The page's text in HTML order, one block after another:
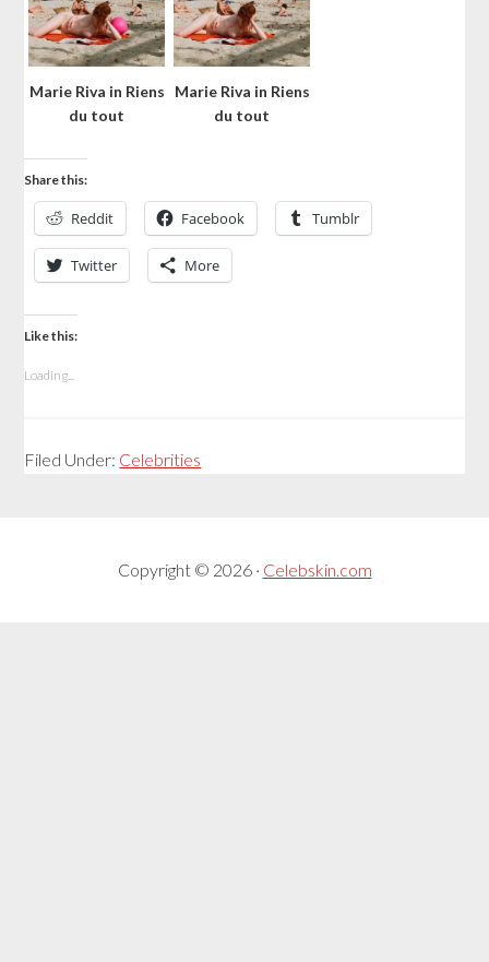
Marie Riva in Riens
du tout
Marie Riva in Riens
du tout
Share this:
Reddit Facebook Tumblr
Twitter More
Like this:
Loading...
Filed Under: Celebrities
Copyright © 2026 · Celebskin.com